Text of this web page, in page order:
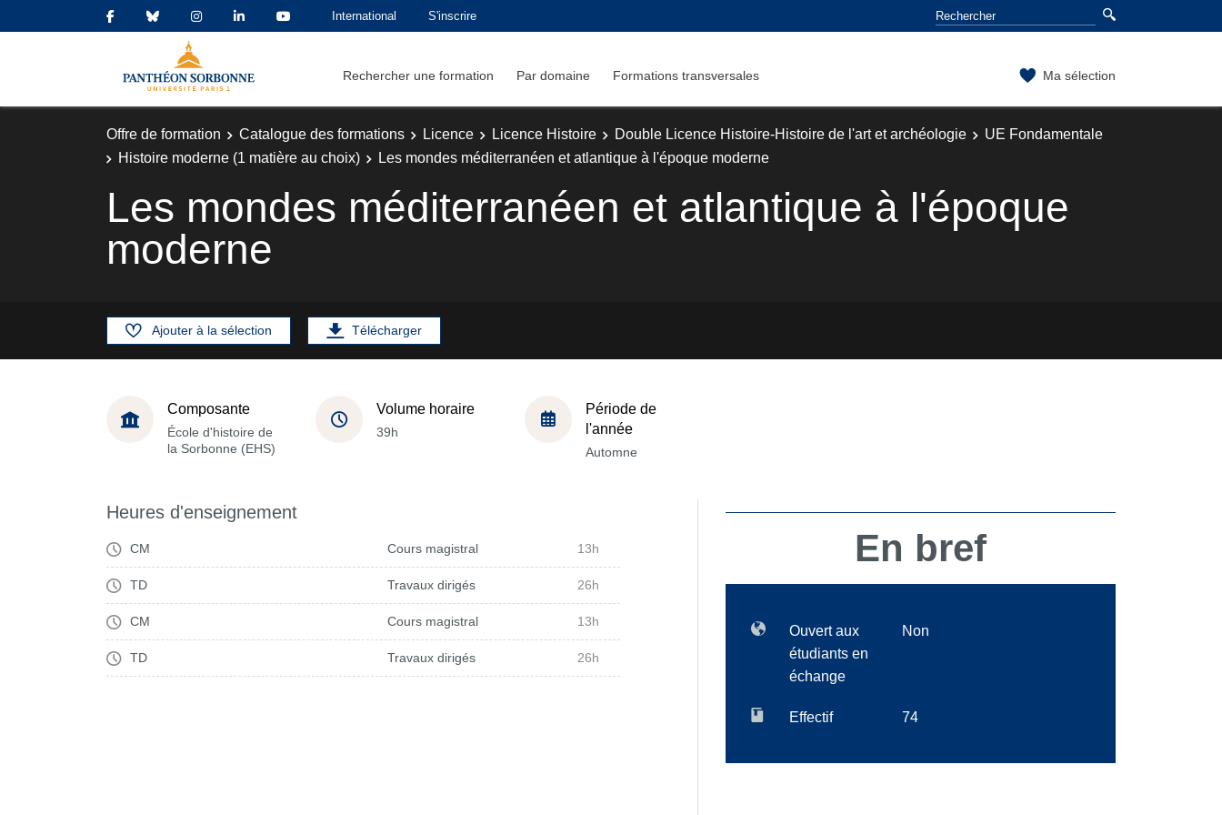
International S'inscrire
Rechercher une formation Par domaine Formations transversales Ma sélection
Offre de formation Catalogue des formations Licence Licence Histoire Double Licence Histoire-Histoire de l'art et archéologie
UE Fondamentale
Histoire moderne (1 matière au choix)
Les mondes méditerranéen et atlantique à l'époque moderne
Les mondes méditerranéen et atlantique à l'époque
moderne
Ajouter à la sélection Télécharger
Composante
École d'histoire de
la Sorbonne (EHS)
Volume horaire
39h
Période de
l'année
Automne
Heures d'enseignement
CM Cours magistral 13h
TD Travaux dirigés 26h
CM Cours magistral 13h
TD Travaux dirigés 26h
En bref
Ouvert aux
étudiants en
échange
Non
Effectif 74